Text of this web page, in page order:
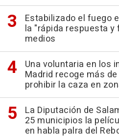
Estabilizado el fuego
la "rápida respuesta
medios
Una voluntaria en los
Madrid recoge más
prohibir la caza en
La Diputación de
25 municipios la
en habla palra del